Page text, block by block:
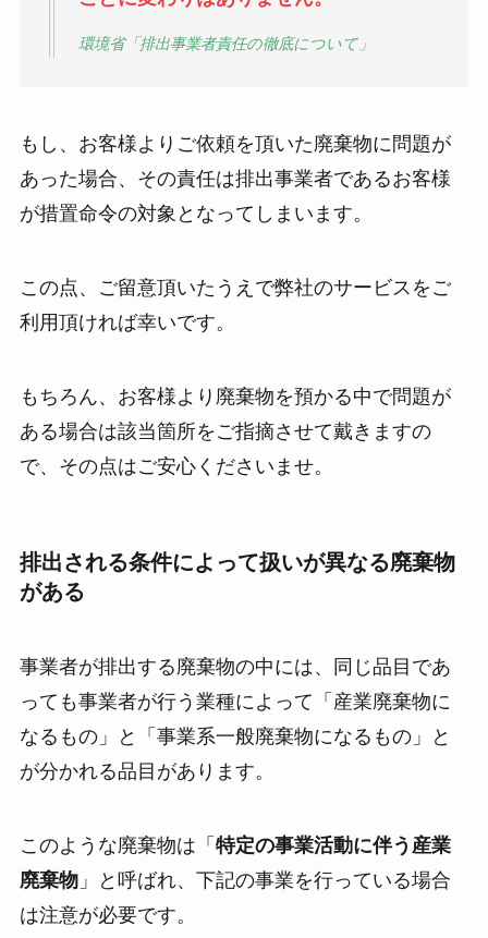
環境省「排出事業者責任の徹底について」
もし、お客様よりご依頼を頂いた廃棄物に問題が
あった場合、その責任は排出事業者であるお客様
が措置命令の対象となってしまいます。
この点、ご留意頂いたうえで弊社のサービスをご
利用頂ければ幸いです。
もちろん、お客様より廃棄物を預かる中で問題が
ある場合は該当箇所をご指摘させて戴きますの
で、その点はご安心くださいませ。
排出される条件によって扱いが異なる廃棄物
がある
事業者が排出する廃棄物の中には、同じ品目であ
っても事業者が行う業種によって「産業廃棄物に
なるもの」と「事業系一般廃棄物になるもの」と
が分かれる品目があります。
このような廃棄物は「 特定の事業活動に伴う産業
廃棄物」と呼ばれ、下記の事業を行っている場合
は注意が必要です。